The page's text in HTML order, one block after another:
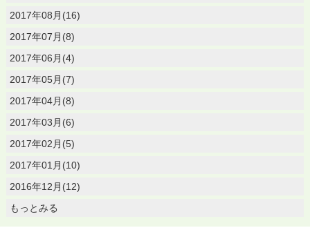
2017年08月(16)
2017年07月(8)
2017年06月(4)
2017年05月(7)
2017年04月(8)
2017年03月(6)
2017年02月(5)
2017年01月(10)
2016年12月(12)
もっとみる